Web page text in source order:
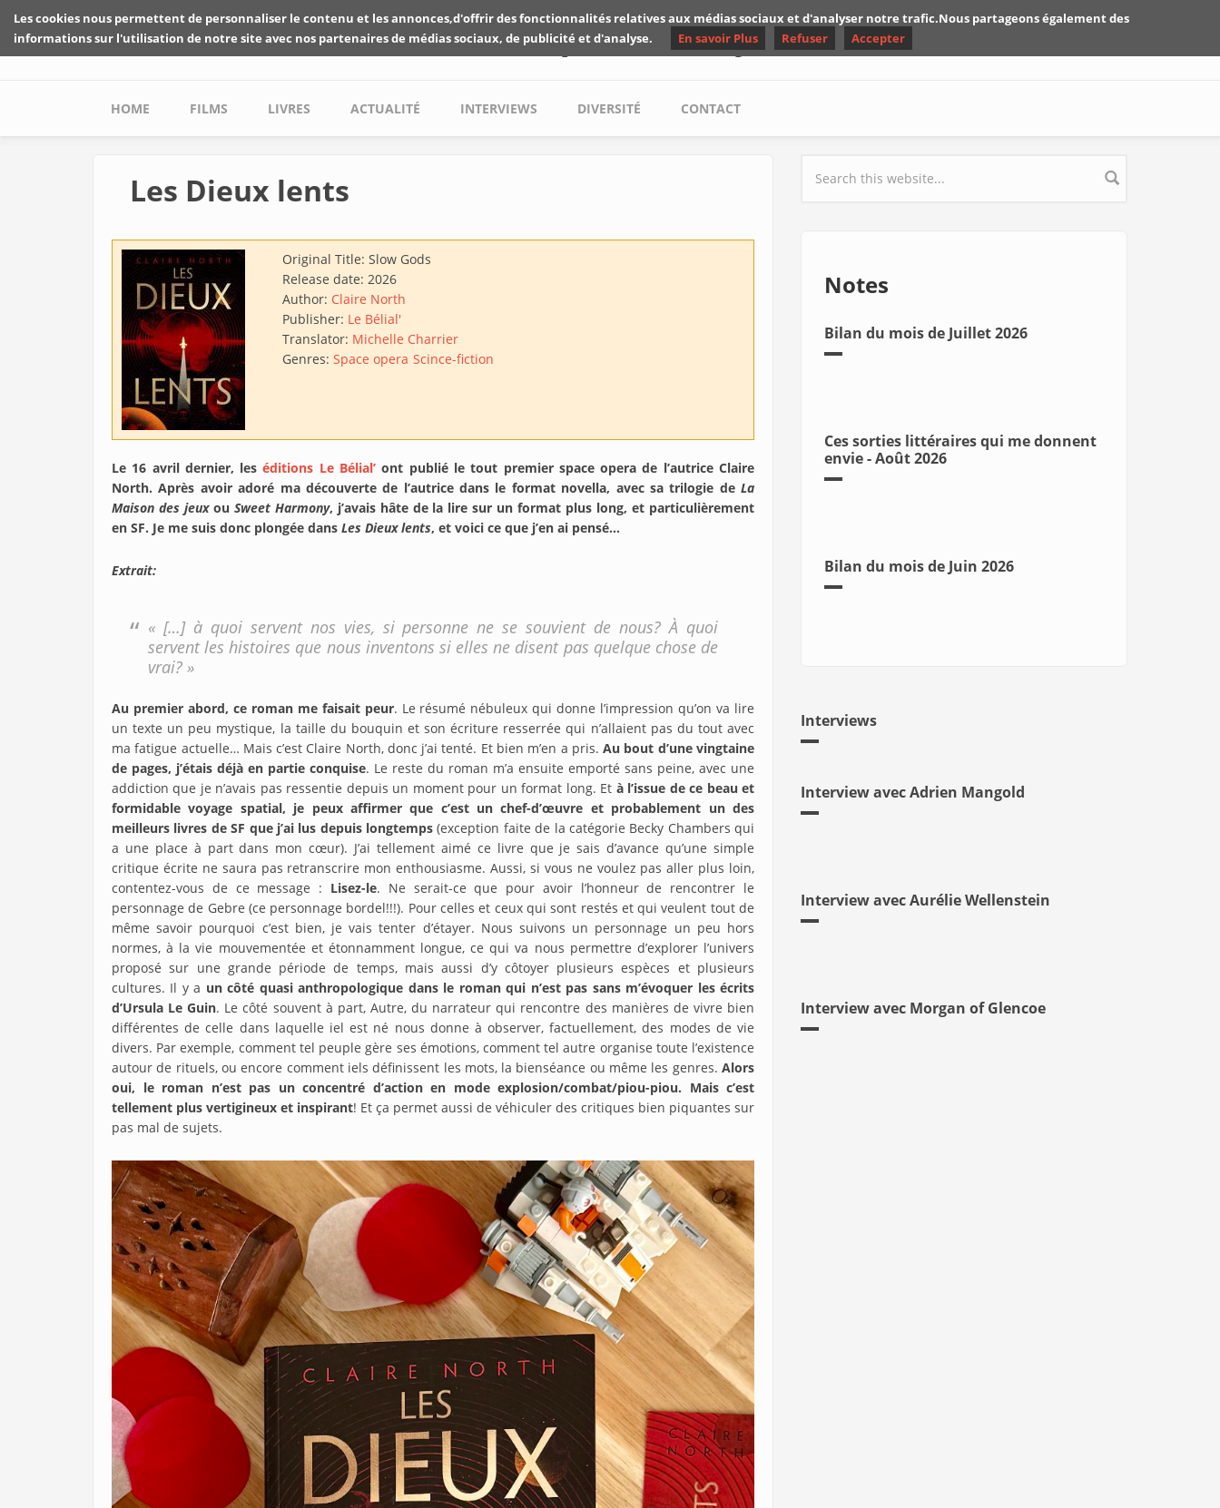
Skip to main content
Les critiques de Yuyine
Main menu
HOME FILMS LIVRES ACTUALITÉ INTERVIEWS DIVERSITÉ CONTACT
Les Dieux lents
Original Title: Slow Gods
Release date: 2026
Author: Claire North
Publisher: Le Bélial'
Translator: Michelle Charrier
Genres: Space opera Scince-fiction
Le 16 avril dernier, leséditions Le Bélial’ont publié le tout premier space opera de l’autrice Claire
North. Après avoir adoré ma découverte de l’autrice dans le format novella, avec sa trilogie de La
Maison des jeuxou Sweet Harmony, j’avais hâte de la lire sur un format plus long, et particulièrement
en SF. Je me suis donc plongée dans Les Dieux lents, et voici ce que j’en ai pensé…
Extrait:
« […] à quoi servent nos vies, si personne ne se souvient de nous? À quoi
servent les histoires que nous inventons si elles ne disent pas quelque chose de
vrai? »
Au premier abord, ce roman me faisait peur. Le résumé nébuleux qui donne l’impression qu’on va lire
un texte un peu mystique, la taille du bouquin et son écriture resserrée qui n’allaient pas du tout avec
ma fatigue actuelle… Mais c’est Claire North, donc j’ai tenté. Et bien m’en a pris.Au bout d’une vingtaine
de pages, j’étais déjà en partie conquise. Le reste du roman m’a ensuite emporté sans peine, avec une
addiction que je n’avais pas ressentie depuis un moment pour un format long. Et à l’issue de ce beau et
formidable voyage spatial, je peux affirmer que c’est un chef-d’œuvre et probablement un des
meilleurs livres de SF que j’ai lus depuis longtemps (exception faite de la catégorie Becky Chambers qui
a une place à part dans mon cœur). J’ai tellement aimé ce livre que je sais d’avance qu’une simple
critique écrite ne saura pas retranscrire mon enthousiasme. Aussi, si vous ne voulez pas aller plus loin,
contentez-vous de ce message : Lisez-le. Ne serait-ce que pour avoir l’honneur de rencontrer le
personnage de Gebre (ce personnage bordel!!!). Pour celles et ceux qui sont restés et qui veulent tout de
même savoir pourquoi c’est bien, je vais tenter d’étayer. Nous suivons un personnage un peu hors
normes, à la vie mouvementée et étonnamment longue, ce qui va nous permettre d’explorer l’univers
proposé sur une grande période de temps, mais aussi d’y côtoyer plusieurs espèces et plusieurs
cultures. Il y a un côté quasi anthropologique dans le roman qui n’est pas sans m’évoquer les écrits
d’Ursula Le Guin. Le côté souvent à part, Autre, du narrateur qui rencontre des manières de vivre bien
différentes de celle dans laquelle iel est né nous donne à observer, factuellement, des modes de vie
divers. Par exemple, comment tel peuple gère ses émotions, comment tel autre organise toute l’existence
autour de rituels, ou encore comment iels définissent les mots, la bienséance ou même les genres. Alors
oui, le roman n’est pas un concentré d’action en mode explosion/combat/piou-piou. Mais c’est
tellement plus vertigineux et inspirant! Et ça permet aussi de véhiculer des critiques bien piquantes sur
pas mal de sujets.
Search form
Notes
Bilan du mois de Juillet 2026
Ces sorties littéraires qui me donnent
envie - Août 2026
Bilan du mois de Juin 2026
Interviews
Interview avec Adrien Mangold
Interview avec Aurélie Wellenstein
Interview avec Morgan of Glencoe
Les cookies nous permettent de personnaliser le contenu et les annonces,d'offrir des fonctionnalités relatives aux médias sociaux et d'analyser notre trafic.Nous partageons également des
informations sur l'utilisation de notre site avec nos partenaires de médias sociaux, de publicité et d'analyse.
En savoir Plus Refuser Accepter